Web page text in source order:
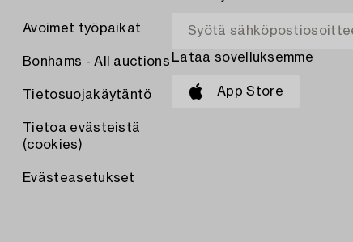
Avoimet työpaikat
Bonhams - All auctions
Tietosuojakäytäntö
Tietoa evästeistä
(cookies)
Evästeasetukset
Lataa sovelluksemme
App Store